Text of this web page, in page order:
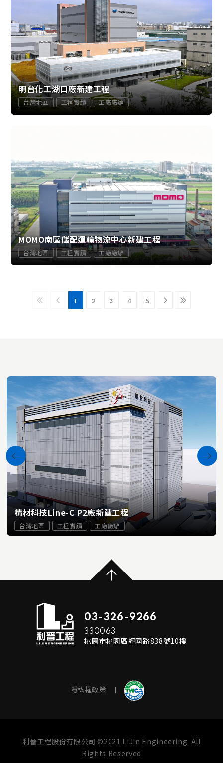
明台化工湖口廠新建工程
台灣地區 工程實績 工廠廠辦
MOMO南區儲配運輸物流中心新建工程
台灣地區 工程實績 工廠廠辦
1 2 3 4 5
精材科技Line-C P2廠新建工程
台灣地區 工程實績 工廠廠辦
03-326-9266
330063
桃園市桃園區經國路838號10樓
隱私權政策
利晉工程股份有限公司 ©2021 LiJin Engineering. All
Rights Reserved